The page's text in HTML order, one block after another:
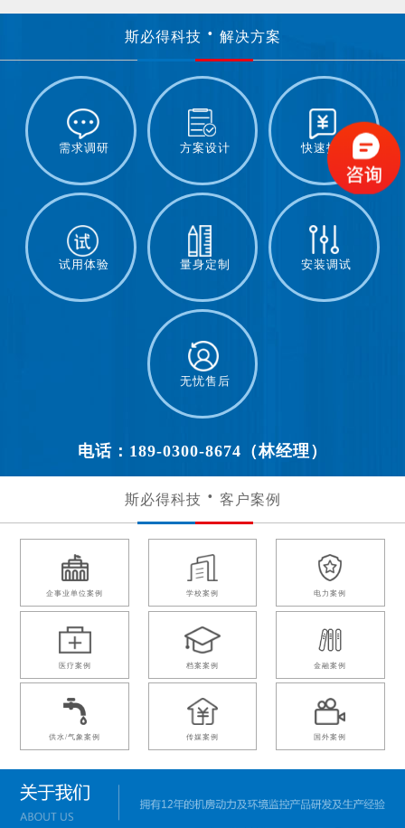
斯必得科技 解决方案
需求调研 方案设计 快速报价
试用体验 量身定制 安装调试
无忧售后
电话：189-0300-8674（林经理）
斯必得科技 客户案例
企事业单位案例 学校案例 电力案例
医疗案例 档案案例 金融案例
供水/气象案例 传媒案例 国外案例